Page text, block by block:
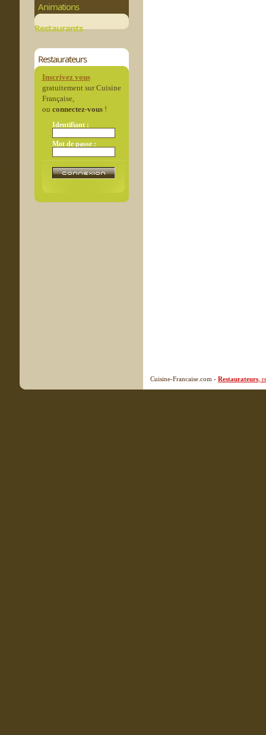
Animations
Restaurants
Restaurateurs
Inscrivez vous
gratuitement sur Cuisine
Française,
ou connectez-vous!
Identifiant :
Mot de passe :
Cuisine-Francaise.com - Restaurateurs ,